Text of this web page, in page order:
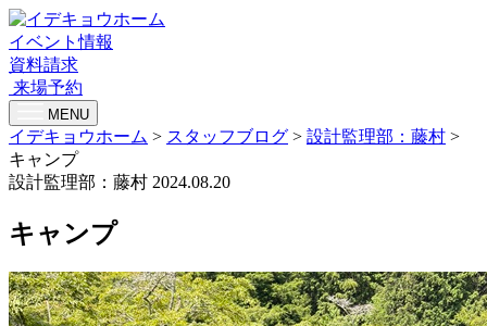
イベント情報
資料請求
来場予約
MENU
イデキョウホーム > スタッフブログ > 設計監理部：藤村 >
キャンプ
設計監理部：藤村 2024.08.20
キャンプ